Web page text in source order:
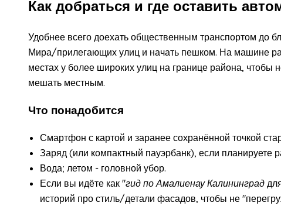
Как добраться и где оставить
Удобнее всего доехать общественным транспортом до
Мира/прилегающих улиц и начать пешком. На машине
местах у более широких улиц на границе района, чтобы
мешать местным.
Что понадобится
Смартфон с картой и заранее сохранённой точкой
Заряд (или компактный пауэрбанк), если планируете
Вода; летом - головной убор.
Если вы идёте как "гид по Амалиенау Калининград
историй про стиль/детали фасадов, чтобы не